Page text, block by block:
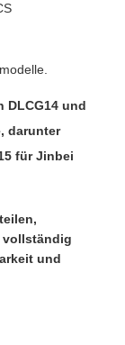
DLCG14 und
darunter
für Jinbei
vollständig
und